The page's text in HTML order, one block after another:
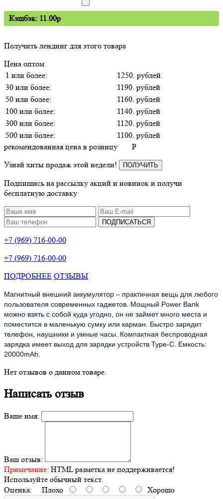
Кэшбэк: 11.00p
Получить лендинг для этого товара
Цена оптом
1 или более:
1250. рублей
30 или более:
1190. рублей
50 или более:
1160. рублей
100 или более:
1140. рублей
300 или более:
1120. рублей
500 или более:
1100. рублей
рекомендованная цена в розницу
P
Узнай хиты продаж этой недели!
ПОЛУЧИТЬ
Подпишись на рассылку акций и новинок и получи
бесплатную доставку
ПОДПИСАТЬСЯ
+7 (969) 716-00-00
+7 (969) 716-00-00
ПОДРОБНЕЕ ОТЗЫВЫ
Магнитный внешний аккумулятор – практичная вещь для любого
пользователя современных гаджетов. Мощный Power Bank
можно взять с собой куда угодно, он не займет много места и
поместится в маленькую сумку или карман. Быстро зарядит
телефон, наушники и умные часы. Компактная беспроводная
зарядка имеет выход для зарядки устройств Type-C. Емкость:
20000mAh.
Нет отзывов о данном товаре.
Написать отзыв
Ваше имя:
Ваш отзыв:
Примечание: HTML разметка не поддерживается!
Используйте обычный текст.
Оценка: Плохо Хорошо